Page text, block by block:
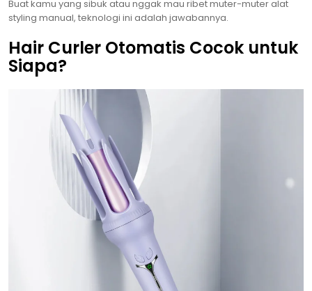
Buat kamu yang sibuk atau nggak mau ribet muter-muter alat
styling manual, teknologi ini adalah jawabannya.
Hair Curler Otomatis Cocok untuk
Siapa?